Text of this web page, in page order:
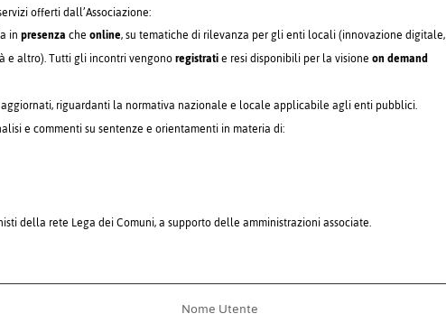
offerti dall’Associazione:
inpresenzacheonline, su tematiche di rilevanza per gli enti locali (innovazione digitale,
e altro). Tutti gli incontri vengonoregistratie resi disponibili per la visioneon demand
riguardanti la normativa nazionale e locale applicabile agli enti pubblici.
e commenti su sentenze e orientamenti in materia di:
della rete Lega dei Comuni, a supporto delle amministrazioni associate.